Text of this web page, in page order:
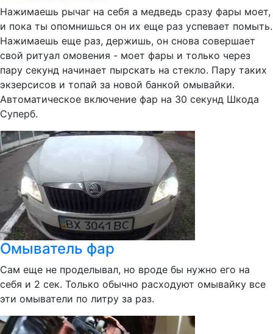
Нажимаешь рычаг на себя а медведь сразу фары моет,
и пока ты опомнишься он их еще раз успевает помыть.
Нажимаешь еще раз, держишь, он снова совершает
свой ритуал омовения - моет фары и только через
пару секунд начинает пырскать на стекло. Пару таких
экзерсисов и топай за новой банкой омывайки.
Автоматическое включение фар на 30 секунд Шкода
Суперб.
Омыватель фар
Сам еще не проделывал, но вроде бы нужно его на
себя и 2 сек. Только обычно расходуют омывайку все
эти омыватели по литру за раз.